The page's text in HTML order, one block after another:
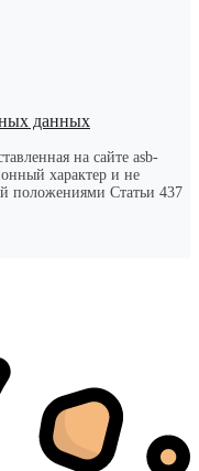
данных
на сайте asb-
характер и не
положениями Статьи 437